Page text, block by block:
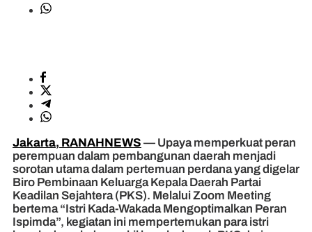
Jakarta, RANAHNEWS — Upaya memperkuat peran
perempuan dalam pembangunan daerah menjadi
sorotan utama dalam pertemuan perdana yang digelar
Biro Pembinaan Keluarga Kepala Daerah Partai
Keadilan Sejahtera (PKS). Melalui Zoom Meeting
bertema “Istri Kada-Wakada Mengoptimalkan Peran
Ispimda”, kegiatan ini mempertemukan para istri